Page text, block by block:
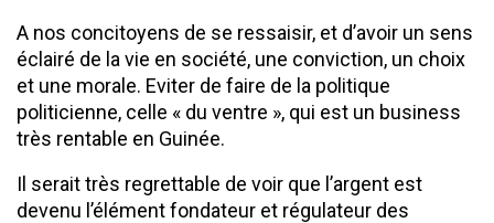
A nos concitoyens de se ressaisir, et d’avoir un sens
éclairé de la vie en société, une conviction, un choix
et une morale. Eviter de faire de la politique
politicienne, celle « du ventre », qui est un business
très rentable en Guinée.
Il serait très regrettable de voir que l’argent est
devenu l’élément fondateur et régulateur des